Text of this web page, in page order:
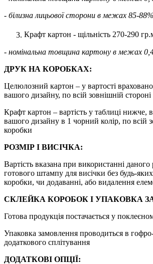
- білизна лицьової сторони в межах 85-88%
Крафт картон - щільність 270-290
- номінальна товщина картону в межах
ДРУК НА КОРОБКАХ:
Целюлозний картон – у вартості
вашого дизайну, по всій зовнішній
Крафт картон – вартість у таблиці нижче,
вашого дизайну в 1 чорний колір, по всій
коробки
РОЗМІР І ВИСІЧКА:
Вартість вказана при використанні даного
готового штампу для висічки без будь-
коробки, чи додаванні, або видалення
СКЛЕЙКА КОРОБОК І УПАКОВКА
Готова продукція постачається у
Упаковка замовлення проводиться в
додаткового сплітування
ДОДАТКОВІ ОПЦІЇ: